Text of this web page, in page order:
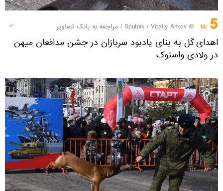
5
/14
© Sputnik / Vitaliy Ankov
/ مراجعه به بانک تصاویر
اهدای گل به بنای یادبود سربازان در جشن مدافعان میهن
در ولادی واستوک